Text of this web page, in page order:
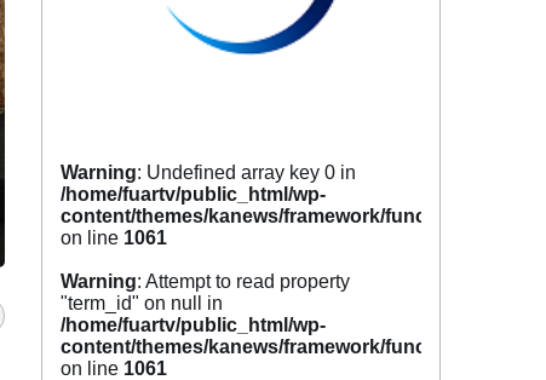
Warning: Undefined array key 0 in
/home/fuartv/public_html/wp-
content/themes/kanews/framework/functions/
on line 1061
Warning: Attempt to read property
"term_id" on null in
/home/fuartv/public_html/wp-
content/themes/kanews/framework/functions/
on line 1061